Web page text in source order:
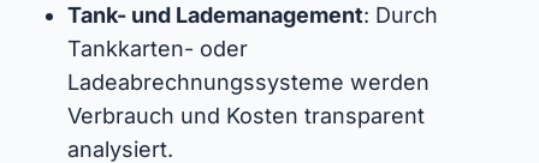
Tank- und Lademanagement: Durch
Tankkarten- oder
Ladeabrechnungssysteme werden
Verbrauch und Kosten transparent
analysiert.